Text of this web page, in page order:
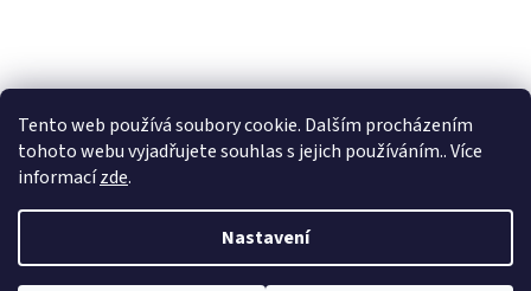
Tento web používá soubory cookie. Dalším procházením
tohoto webu vyjadřujete souhlas s jejich používáním.. Více
informacízde.
Nastavení